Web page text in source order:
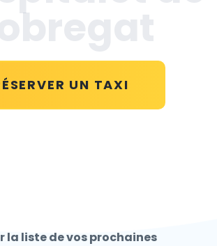
UN TAXI
la liste de vos prochaines